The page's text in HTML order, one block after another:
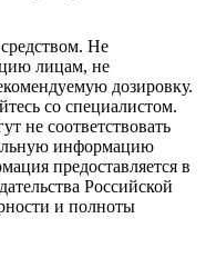
Не
лицам, не
дозировку.
со специалистом.
не соответствовать
информацию
предоставляется в
Российской
и полноты